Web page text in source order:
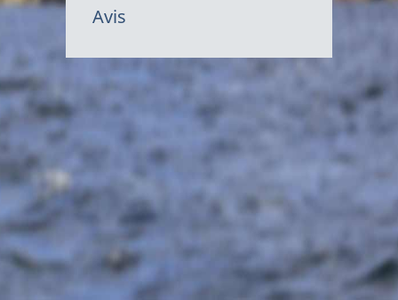
Avis
Canada